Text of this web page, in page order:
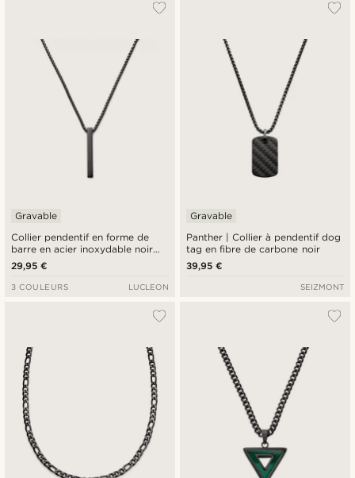
Collier pendentif en forme de
barre en acier inoxydable noir
poli
Gravable
29,95 €
3 COULEURS LUCLEON
Panther | Collier à pendentif dog
tag en fibre de carbone noir
Gravable
39,95 €
SEIZMONT